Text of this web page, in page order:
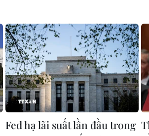
Fed hạ lãi suất lần đầu trong